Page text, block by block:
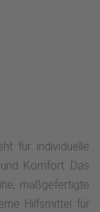
für individuelle
Komfort. Das
maßgefertigte
Hilfsmittel für